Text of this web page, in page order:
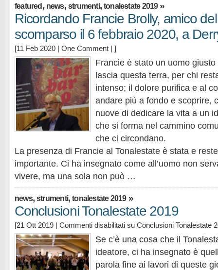
featured , news, strumenti, tonalestate 2019»
Ricordando Francie Brolly, amico
scomparso il 6 febbraio 2020, a
[11 Feb 2020 | One Comment | ]
Francie è stato un uomo
lascia questa terra, per chi
intenso; il dolore purifica e al
andare più a fondo e scoprire,
nuove di dedicare la vita a un
che si forma nel cammino
che ci circondano.
La presenza di Francie al Tonalestate è stata e
importante. Ci ha insegnato come all’uomo non
vivere, ma una sola non può …
news,strumenti,tonalestate 2019»
Conclusioni Tonalestate 2019
[21 Ott 2019 | Commenti disabilitati su Conclusioni Tonalestate
Se c’è una cosa che il
ideatore, ci ha insegnato è
parola fine ai lavori di queste